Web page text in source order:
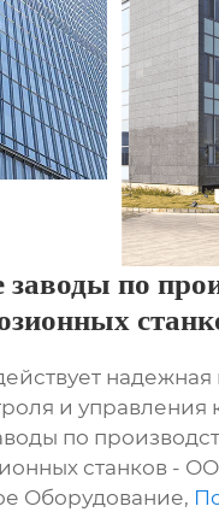
заводы по
надежная
и управления
по
станков -
Оборудование,